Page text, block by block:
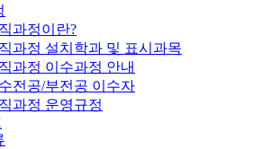
과정이란?
과정 설치학과 및 표시과목
과정 이수과정 안내
전공/부전공 이수자
과정 운영규정